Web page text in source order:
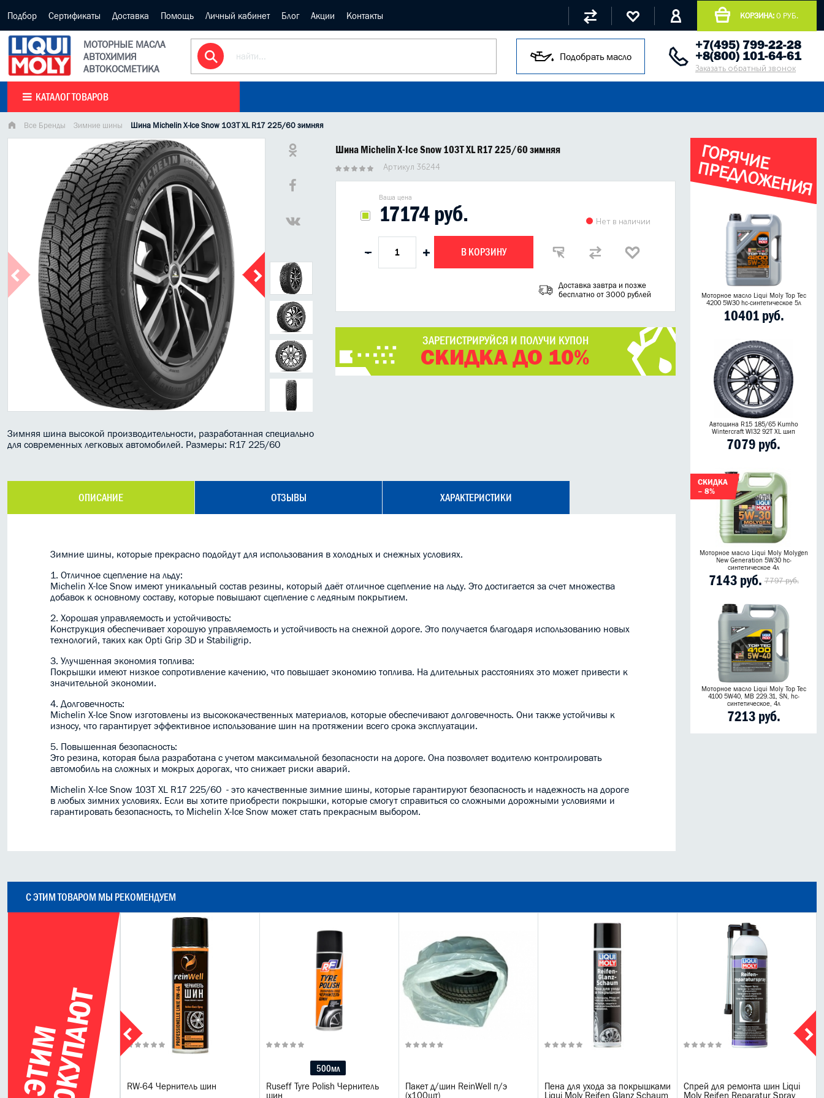
Подбор Сертификаты Доставка Помощь Личный кабинет Блог Акции Контакты КОРЗИНА: 0 РУБ.
МОТОРНЫЕ МАСЛА
АВТОХИМИЯ
АВТОКОСМЕТИКА
Подобрать масло
+7(495) 799-22-28
+8(800) 101-64-61
Заказать обратный звонок
КАТАЛОГ ТОВАРОВ
Все Бренды Зимние шины Шина Michelin X-Ice Snow 103T XL R17 225/60 зимняя
Зимняя шина высокой производительности, разработанная специально
для современных легковых автомобилей. Размеры: R17 225/60
Шина Michelin X-Ice Snow 103T XL R17 225/60 зимняя
Артикул 36244
Ваша цена
17174 руб. Нет в наличии
- + В КОРЗИНУ
Доставка завтра и позже
бесплатно от 3000 рублей
ЗАРЕГИСТРИРУЙСЯ И ПОЛУЧИ КУПОН
СКИДКА ДО 10%
ОПИСАНИЕ ОТЗЫВЫ ХАРАКТЕРИСТИКИ
Зимние шины, которые прекрасно подойдут для использования в холодных и снежных условиях.
1. Отличное сцепление на льду:
Michelin X-Ice Snow имеют уникальный состав резины, который даёт отличное сцепление на льду. Это достигается за счет множества
добавок к основному составу, которые повышают сцепление с ледяным покрытием.
2. Хорошая управляемость и устойчивость:
Конструкция обеспечивает хорошую управляемость и устойчивость на снежной дороге. Это получается благодаря использованию новых
технологий, таких как Opti Grip 3D и Stabiligrip.
3. Улучшенная экономия топлива:
Покрышки имеют низкое сопротивление качению, что повышает экономию топлива. На длительных расстояниях это может привести к
значительной экономии.
4. Долговечность:
Michelin X-Ice Snow изготовлены из высококачественных материалов, которые обеспечивают долговечность. Они также устойчивы к
износу, что гарантирует эффективное использование шин на протяжении всего срока эксплуатации.
5. Повышенная безопасность:
Это резина, которая была разработана с учетом максимальной безопасности на дороге. Она позволяет водителю контролировать
автомобиль на сложных и мокрых дорогах, что снижает риски аварий.
Michelin X-Ice Snow 103T XL R17 225/60 - это качественные зимние шины, которые гарантируют безопасность и надежность на дороге
в любых зимних условиях. Если вы хотите приобрести покрышки, которые смогут справиться со сложными дорожными условиями и
гарантировать безопасность, то Michelin X-Ice Snow может стать прекрасным выбором.
Г
О
Р
Я
Ч
И
Е
П
Р
Е
Д
Л
О
Ж
Е
Н
И
Я
Моторное масло Liqui Moly Top Tec
4200 5W30 hc-синтетическое 5л
10401 руб.
Автошина R15 185/65 Kumho
Wintercraft WI32 92T XL шип
7079 руб.
СКИДКА
– 8%
Моторное масло Liqui Moly Molygen
New Generation 5W30 hc-
синтетическое 4л
7143 руб. 7797 руб.
Моторное масло Liqui Moly Top Tec
4100 5W40, MB 229.31, SN, hc-
синтетическое, 4л
7213 руб.
С ЭТИМ ТОВАРОМ МЫ РЕКОМЕНДУЕМ
С
Э
Т
И
М
П
О
К
У
П
А
ЮТ
- очиститель пластика
Ruseff
RW-64 Чернитель шин
500мл
Ruseff Tyre Polish Чернитель
шин
Пакет д/шин ReinWell п/э
(х100шт)
Пена для ухода за покрышками
Liqui Moly Reifen Glanz Schaum
Спрей для ремонта шин Liqui
Moly Reifen Reparatur Spray